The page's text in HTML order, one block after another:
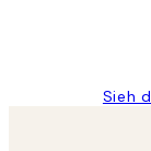
Sieh